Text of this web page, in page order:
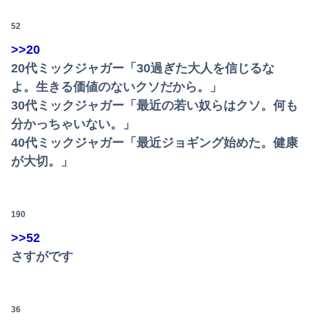
52
>>20
20代ミックジャガー「30過ぎた大人を信じるな
よ。生きる価値のないクソだから。」
30代ミックジャガー「最近の若い奴らはクソ。何も
分かっちゃいない。」
40代ミックジャガー「最近ジョギング始めた。健康
が大切。」
190
>>52
さすがです
36